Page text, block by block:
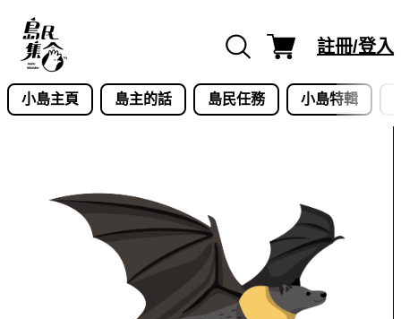
content
註冊/登入
小島主頁 島主的話 島民任務 小島特輯